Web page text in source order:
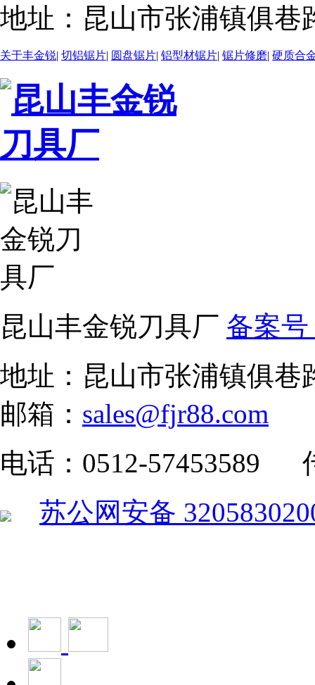
地址： 昆山市张浦镇俱巷
关于丰金锐| 切铝锯片| 圆盘锯片| 铝型材锯片| 锯片修磨| 硬质合
昆山丰金锐刀具厂 备案号
地址：昆山市张浦镇俱
邮箱： sales@fjr88.com
电话：0512-57453589
苏公网安备